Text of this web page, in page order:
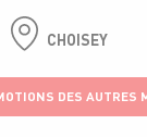
CHOISEY
DES AUTRES